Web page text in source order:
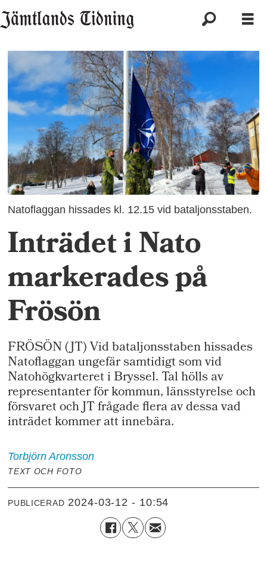
Natoflaggan hissades kl. 12.15 vid bataljonsstaben.
Inträdet i Nato
markerades på
Frösön
FRÖSÖN (JT) Vid bataljonsstaben hissades
Natoflaggan ungefär samtidigt som vid
Natohögkvarteret i Bryssel. Tal hölls av
representanter för kommun, länsstyrelse och
försvaret och JT frågade flera av dessa vad
inträdet kommer att innebära.
Torbjörn Aronsson
TEXT OCH FOTO
PUBLICERAD 2024-03-12 - 10:54